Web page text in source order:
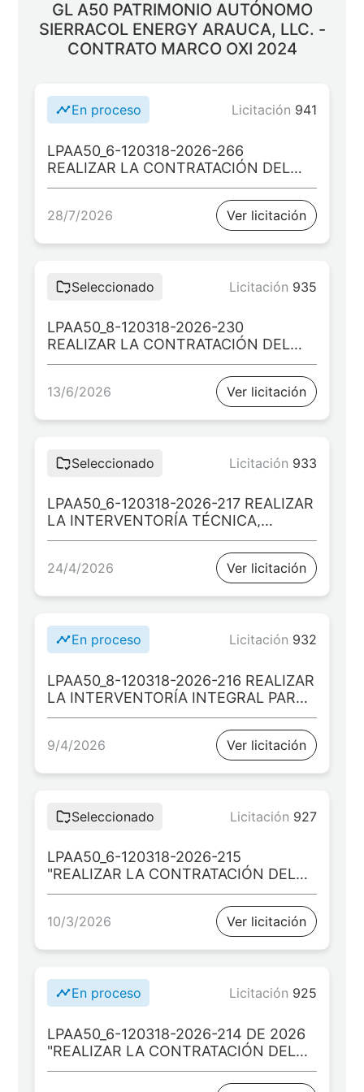
GL A50 PATRIMONIO AUTÓNOMO
SIERRACOL ENERGY ARAUCA, LLC. -
CONTRATO MARCO OXI 2024
En proceso Licitación 941
LPAA50_6-120318-2026-266
REALIZAR LA CONTRATACIÓN DEL
EJECUTOR DEL PROYECTO:
“SUMINISTRO DE DOTACIÓN DE
MOBILIARIO EN EL MARCO DEL
PROYECTO: MEJORAMIENTO DE LAS
RURAL EN LOS MUNICIPIOS DE
DEPARTAMENTO DE ARAUCA”
28/7/2026 Ver licitación
Seleccionado Licitación 935
LPAA50_8-120318-2026-230
REALIZAR LA CONTRATACIÓN DEL
EJECUTOR DEL PROYECTO:
“CONSTRUCCIÓN DE OBRAS
MENORES DE DRENAJE EN VÍAS
TERCIARIAS DEL MUNICIPIO DE
13/6/2026 Ver licitación
Seleccionado Licitación 933
LPAA50_6-120318-2026-217 REALIZAR
LA INTERVENTORÍA TÉCNICA,
ADMINISTRATIVA, FINANCIERA,
CONTABLE, SOCIAL, AMBIENTAL Y
JURÍDICA PARA EL PROYECTO:
INFRAESTRUCTURA EDUCATIVA
RURAL EN LOS MUNICIPIOS DE
ARAUCA Y ARAUQUITA EN EL
DEPARTAMENTO DE ARAUCA”
24/4/2026 Ver licitación
En proceso Licitación 932
LPAA50_8-120318-2026-216 REALIZAR
LA INTERVENTORÍA INTEGRAL PARA
EL PROYECTO: “CONSTRUCCIÓN DE
OBRAS MENORES DE DRENAJE EN
VÍAS TERCIARIAS DEL MUNICIPIO DE
9/4/2026 Ver licitación
Seleccionado Licitación 927
LPAA50_6-120318-2026-215
"REALIZAR LA CONTRATACIÓN DEL
EJECUTOR DEL PROYECTO: :
“MEJORAMIENTO DE LAS
CONDICIONES DE
INFRAESTRUCTURA EDUCATIVA
ARAUQUITA EN EL DEPARTAMENTO
DE ARAUCA”
10/3/2026 Ver licitación
En proceso Licitación 925
LPAA50_6-120318-2026-214 DE 2026
"REALIZAR LA CONTRATACIÓN DEL
EJECUTOR DEL PROYECTO:
“MEJORAMIENTO DE LAS